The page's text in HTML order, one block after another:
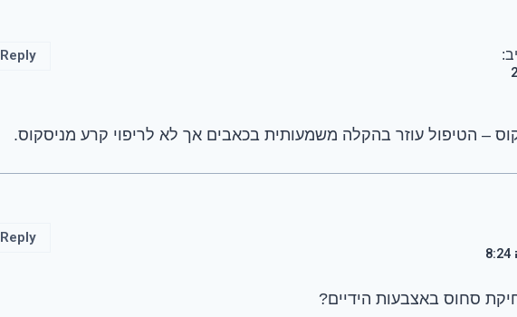
– הטיפול עוזר בהקלה משמעותית בכאבים אך לא לריפוי קרע מניסקוס.
Reply
סחוס באצבעות הידיים?
Reply